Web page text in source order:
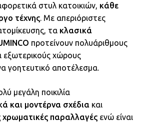
στυλ κατοικιών, κάθε
τέχνης. Με απεριόριστες
τα κλασικά
προτείνουν πολυάριθμους
εξωτερικούς χώρους
γοητευτικό αποτέλεσμα.
μεγάλη ποικιλία
και μοντέρνα σχέδια και
χρωματικές παραλλαγέςενώ είναι